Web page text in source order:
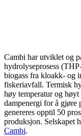
Cambi har utviklet og
hydrolyseprosess
biogass fra kloakk- og
fiskeriavfall. Termisk
høy temperatur og
dampenergi for å gjøre
genereres opptil 50
produksjon. Selskapet
Cambi.